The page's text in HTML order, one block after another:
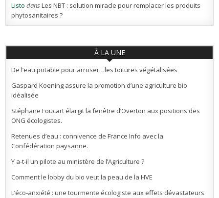
Listo dansLes NBT : solution miracle pour remplacer les produits
phytosanitaires ?
À LA UNE
De l’eau potable pour arroser…les toitures végétalisées
Gaspard Koening assure la promotion d’une agriculture bio
idéalisée
Stéphane Foucart élargit la fenêtre d’Overton aux positions des
ONG écologistes.
Retenues d’eau : connivence de France Info avec la
Confédération paysanne.
Y a-t-il un pilote au ministère de l’Agriculture ?
Comment le lobby du bio veut la peau de la HVE
L’éco-anxiété : une tourmente écologiste aux effets dévastateurs